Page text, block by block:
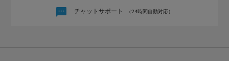
チャットサポート （24時間自動対応）